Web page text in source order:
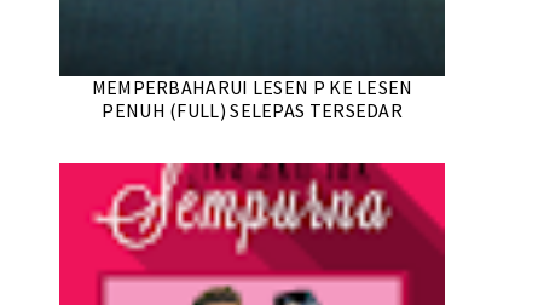
MEMPERBAHARUI LESEN P KE LESEN
PENUH (FULL) SELEPAS TERSEDAR